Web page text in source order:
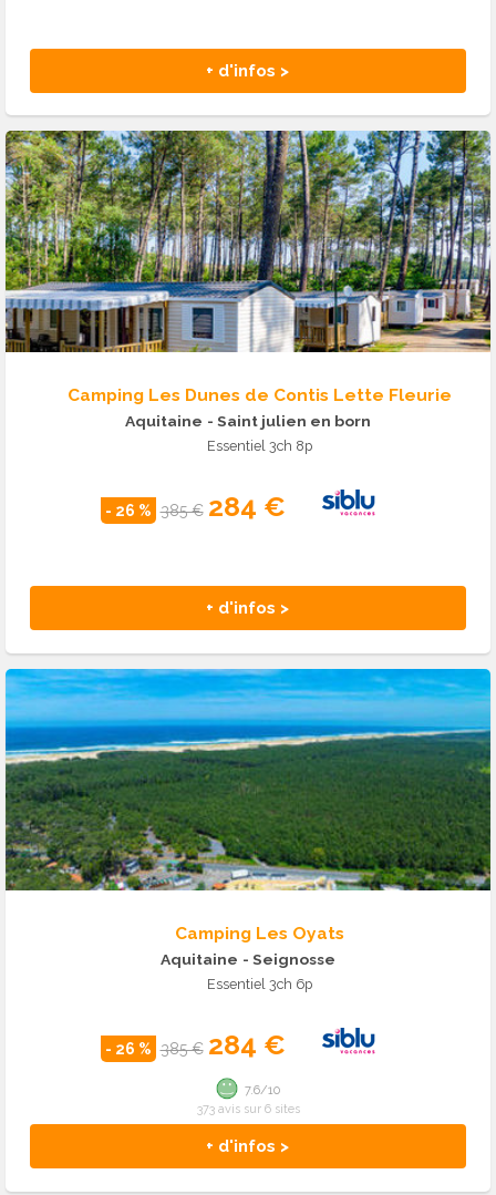
+ d'infos >
Camping Les Dunes de Contis Lette Fleurie
Aquitaine - Saint julien en born
Essentiel 3ch 8p
- 26 % 385 € 284 €
+ d'infos >
Camping Les Oyats
Aquitaine - Seignosse
Essentiel 3ch 6p
- 26 % 385 € 284 €
+ d'infos >
7.6/10
373 avis sur 6 sites